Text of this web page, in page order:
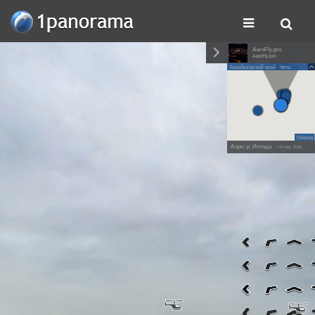
AeroFly.pro
AeroFly.pro
Забайкальский край Чита
Гибрид
Аэро: р. Ингода • 24 апр. 2016